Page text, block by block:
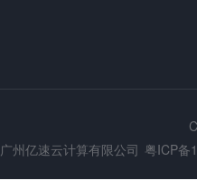
广州亿速云计算有限公司 粤ICP备